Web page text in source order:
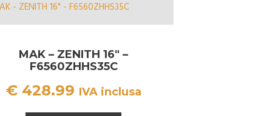
MAK – ZENITH 16″ –
F6560ZHHS35C
€428.99 IVA inclusa